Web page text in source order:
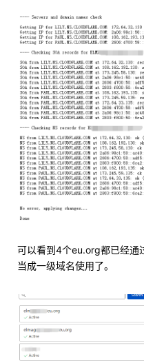
可以看到4个eu.org都已经通
当成一级域名使用了。